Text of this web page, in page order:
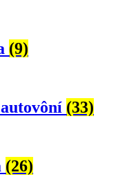
(9)
(33)
(26)